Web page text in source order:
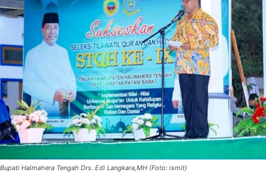
Bupati Halmahera Tengah Drs. Edi Langkara,MH (Foto: ismit)